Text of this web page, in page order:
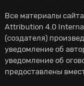
Все материалы
Attribution 4.0
(создателя)
уведомление об
уведомление об
предоставлены